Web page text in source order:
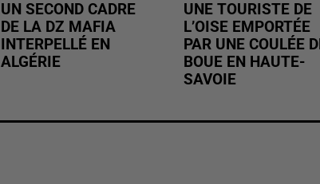
UN SECOND CADRE
DE LA DZ MAFIA
INTERPELLÉ EN
ALGÉRIE
UNE TOURISTE DE
L’OISE EMPORTÉE
PAR UNE COULÉE
BOUE EN HAUTE-
SAVOIE